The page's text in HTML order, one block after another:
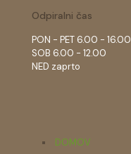
Odpiralni čas
PON - PET 6.00 - 16.00
SOB 6.00 - 12.00
NED zaprto
DOMOV